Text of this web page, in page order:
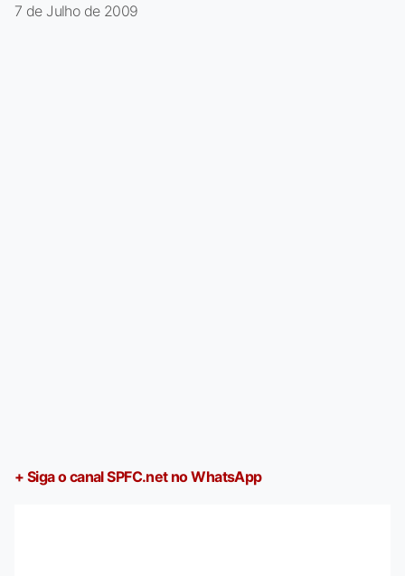
7 de Julho de 2009
+ Siga o canal SPFC.net no WhatsApp